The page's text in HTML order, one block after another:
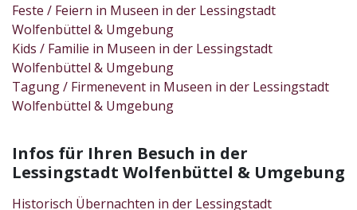
Feste / Feiern in Museen in der Lessingstadt
Wolfenbüttel & Umgebung
Kids / Familie in Museen in der Lessingstadt
Wolfenbüttel & Umgebung
Tagung / Firmenevent in Museen in der Lessingstadt
Wolfenbüttel & Umgebung
Infos für Ihren Besuch in der
Lessingstadt Wolfenbüttel & Umgebung
Historisch Übernachten in der Lessingstadt